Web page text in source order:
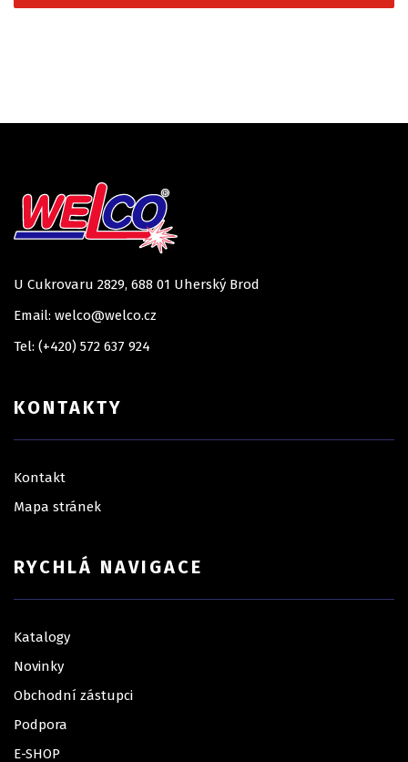
U Cukrovaru 2829, 688 01 Uherský Brod
Email: welco@welco.cz
Tel: (+420) 572 637 924
KONTAKTY
Kontakt
Mapa stránek
RYCHLÁ NAVIGACE
Katalogy
Novinky
Obchodní zástupci
Podpora
E-SHOP